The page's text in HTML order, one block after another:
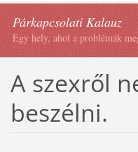
Párkapcsolati Kalauz
Egy hely, ahol a problémák
A szexről
beszélni.